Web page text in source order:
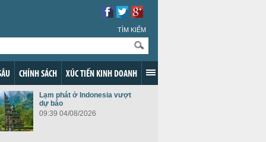
TÌM KIẾM
CHÍNH SÁCH XÚC TIẾN KINH DOANH
Lạm phát ở Indonesia vượt
dự báo
09:39 04/08/2026